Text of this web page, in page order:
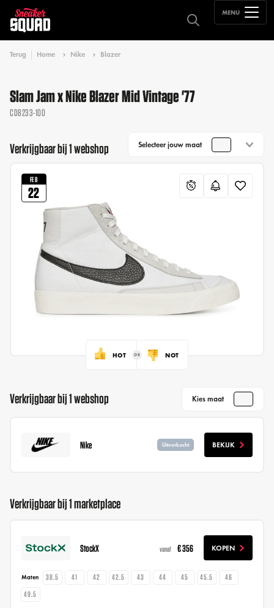
MENU
Terug Home Nike Blazer
Slam Jam x Nike Blazer Mid Vintage '77
CD8233-100
Verkrijgbaar bij 1 webshop Selecteer jouw maat
FEB
22
HOT NOT
Verkrijgbaar bij 1 webshop Kies maat
Nike Uitverkocht BEKIJK
Verkrijgbaar bij 1 marketplace
StockX vanaf € 356 KOPEN
Maten 38.5 41 42 42.5 43 44 45 45.5
46
49.5